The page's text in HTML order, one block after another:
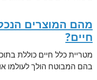
מהם המוצרים
חיים?
מטריית כלל חיים כוללת
בהם המבוטח הולך לעולמו